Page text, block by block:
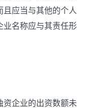
且应当与其他的个人
业名称应与其责任形
企业的出资数额未